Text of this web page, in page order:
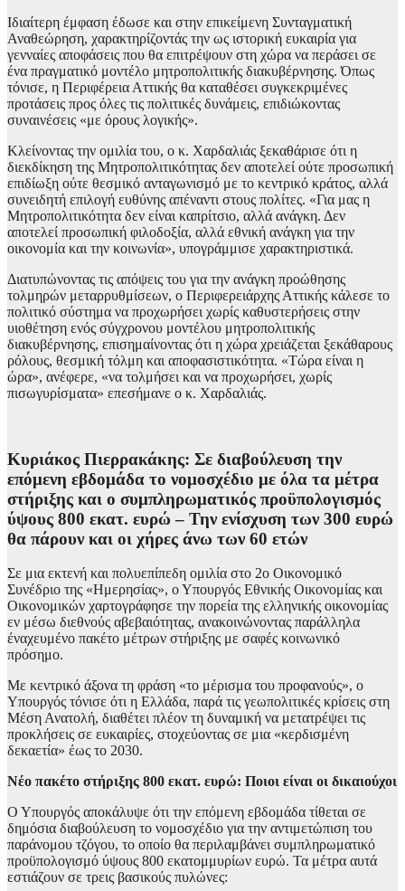
Ιδιαίτερη έμφαση έδωσε και στην επικείμενη Συνταγματική
Αναθεώρηση, χαρακτηρίζοντάς την ως ιστορική ευκαιρία για
γενναίες αποφάσεις που θα επιτρέψουν στη χώρα να περάσει σε
ένα πραγματικό μοντέλο μητροπολιτικής διακυβέρνησης. Όπως
τόνισε, η Περιφέρεια Αττικής θα καταθέσει συγκεκριμένες
προτάσεις προς όλες τις πολιτικές δυνάμεις, επιδιώκοντας
συναινέσεις «με όρους λογικής».
Κλείνοντας την ομιλία του, ο κ. Χαρδαλιάς ξεκαθάρισε ότι η
διεκδίκηση της Μητροπολιτικότητας δεν αποτελεί ούτε προσωπική
επιδίωξη ούτε θεσμικό ανταγωνισμό με το κεντρικό κράτος, αλλά
συνειδητή επιλογή ευθύνης απέναντι στους πολίτες. «Για μας η
Μητροπολιτικότητα δεν είναι καπρίτσιο, αλλά ανάγκη. Δεν
αποτελεί προσωπική φιλοδοξία, αλλά εθνική ανάγκη για την
οικονομία και την κοινωνία», υπογράμμισε χαρακτηριστικά.
Διατυπώνοντας τις απόψεις του για την ανάγκη προώθησης
τολμηρών μεταρρυθμίσεων, ο Περιφερειάρχης Αττικής κάλεσε το
πολιτικό σύστημα να προχωρήσει χωρίς καθυστερήσεις στην
υιοθέτηση ενός σύγχρονου μοντέλου μητροπολιτικής
διακυβέρνησης, επισημαίνοντας ότι η χώρα χρειάζεται ξεκάθαρους
ρόλους, θεσμική τόλμη και αποφασιστικότητα. «Τώρα είναι η
ώρα», ανέφερε, «να τολμήσει και να προχωρήσει, χωρίς
πισωγυρίσματα» επεσήμανε ο κ. Χαρδαλιάς.
Κυριάκος Πιερρακάκης: Σε διαβούλευση την
επόμενη εβδομάδα το νομοσχέδιο με όλα τα μέτρα
στήριξης και ο συμπληρωματικός προϋπολογισμός
ύψους 800 εκατ. ευρώ – Την ενίσχυση των 300 ευρώ
θα πάρουν και οι χήρες άνω των 60 ετών
Σε μια εκτενή και πολυεπίπεδη ομιλία στο 2ο Οικονομικό
Συνέδριο της «Ημερησίας», ο Υπουργός Εθνικής Οικονομίας και
Οικονομικών χαρτογράφησε την πορεία της ελληνικής οικονομίας
εν μέσω διεθνούς αβεβαιότητας, ανακοινώνοντας παράλληλα
έναχευμένο πακέτο μέτρων στήριξης με σαφές κοινωνικό
πρόσημο.
Με κεντρικό άξονα τη φράση «το μέρισμα του προφανούς», ο
Υπουργός τόνισε ότι η Ελλάδα, παρά τις γεωπολιτικές κρίσεις στη
Μέση Ανατολή, διαθέτει πλέον τη δυναμική να μετατρέψει τις
προκλήσεις σε ευκαιρίες, στοχεύοντας σε μια «κερδισμένη
δεκαετία» έως το 2030.
Νέο πακέτο στήριξης 800 εκατ. ευρώ: Ποιοι είναι οι δικαιούχοι
Ο Υπουργός αποκάλυψε ότι την επόμενη εβδομάδα τίθεται σε
δημόσια διαβούλευση το νομοσχέδιο για την αντιμετώπιση του
παράνομου τζόγου, το οποίο θα περιλαμβάνει συμπληρωματικό
προϋπολογισμό ύψους 800 εκατομμυρίων ευρώ. Τα μέτρα αυτά
εστιάζουν σε τρεις βασικούς πυλώνες: